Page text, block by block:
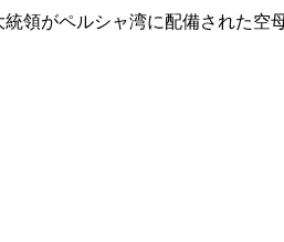
領がペルシャ湾に配備された空